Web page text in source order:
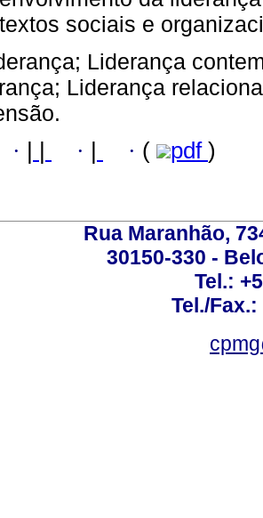
sociais e
Liderança
Liderança
· · · ( pdf )
Rua Maranhão,
30150-330 -
Tel.:
Tel./Fax.: